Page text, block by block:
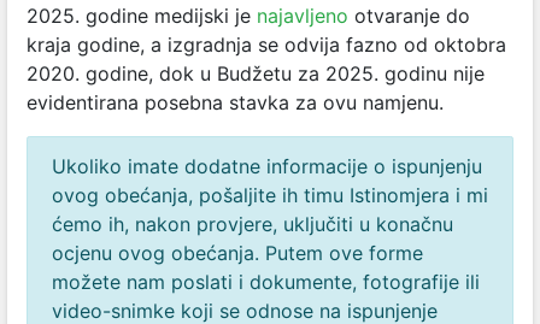
2025. godine medijski je najavljeno otvaranje do
kraja godine, a izgradnja se odvija fazno od oktobra
2020. godine, dok u Budžetu za 2025. godinu nije
evidentirana posebna stavka za ovu namjenu.
Ukoliko imate dodatne informacije o ispunjenju
ovog obećanja, pošaljite ih timu Istinomjera i mi
ćemo ih, nakon provjere, uključiti u konačnu
ocjenu ovog obećanja. Putem ove forme
možete nam poslati i dokumente, fotografije ili
video-snimke koji se odnose na ispunjenje